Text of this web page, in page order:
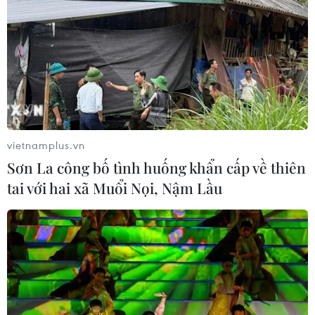
TIN LIÊN QUAN
vietnamplus.vn
Sơn La công bố tình huống khẩn cấp về thiên
tai với hai xã Muổi Nọi, Nậm Lầu